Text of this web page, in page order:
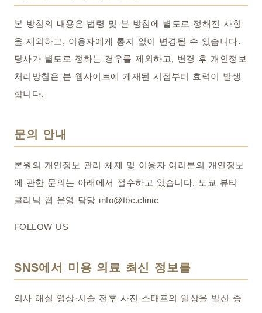
본 방침의 내용은 법령 및 본 방침에 별도로 정해진 사항
을 제외하고, 이용자에게 통지 없이 변경될 수 있습니다.
당사가 별도로 정하는 경우를 제외하고, 변경 후 개인정보
처리방침은 본 웹사이트에 게재된 시점부터 효력이 발생
합니다.
문의 안내
본원의 개인정보 관리 체제 및 이용자 여러분의 개인정보
에 관한 문의는 아래에서 접수하고 있습니다. 도쿄 뷰티
클리닉 웹 운영 담당 info@tbc.clinic
FOLLOW US
SNS에서 미용 의료 최신 정보를
의사 해설 영상·시술 전후 사진·스태프의 일상을 발신 중